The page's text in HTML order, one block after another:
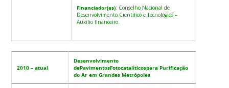
Financiador(es): Conselho Nacional de
Desenvolvimento Científico e Tecnológico –
Auxílio financeiro.
2010 – atual
Desenvolvimento
dePavimentosFotocatalíticospara Purificação
do Ar em Grandes Metrópoles